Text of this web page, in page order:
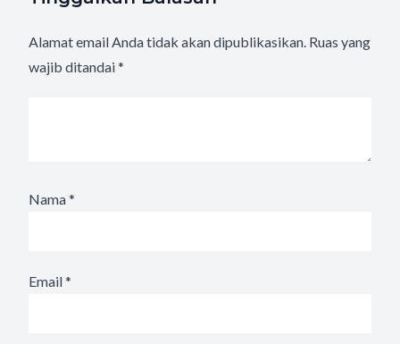
Alamat email Anda tidak akan dipublikasikan. Ruas yang
wajib ditandai*
Nama*
Email*